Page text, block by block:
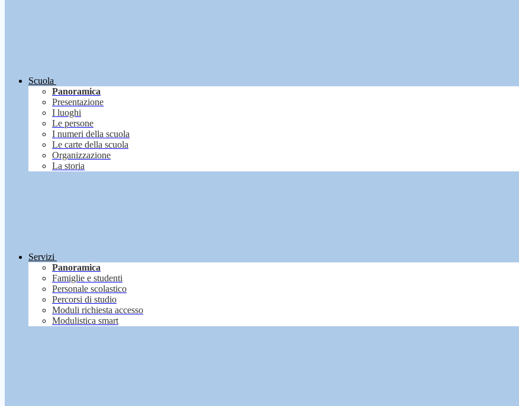
Scuola
Panoramica
Presentazione
I luoghi
Le persone
I numeri della scuola
Le carte della scuola
Organizzazione
La storia
Servizi
Panoramica
Famiglie e studenti
Personale scolastico
Percorsi di studio
Moduli richiesta accesso
Modulistica smart